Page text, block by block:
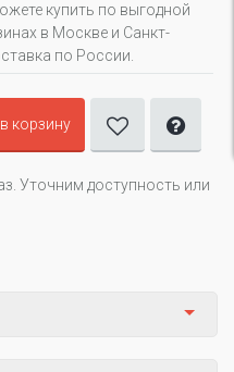
купить по выгодной
в Москве и Санкт-
по России.
корзину
Уточним доступность или